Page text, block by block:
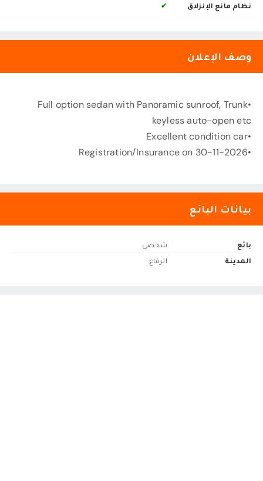
نظام مانع الإنزلاق ✔
وصف الإعلان
•Full option sedan with Panoramic sunroof, Trunk
keyless auto-open etc
•Excellent condition car
•Registration/Insurance on 30-11-2026
بيانات البائع
بائع
شخصي
المدينة
الرفاع